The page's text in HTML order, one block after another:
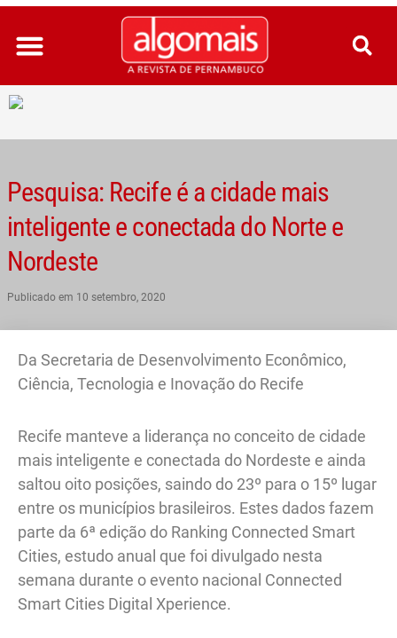
Ir
para
conteúdo
Pesquisa: Recife é a cidade mais
inteligente e conectada do Norte e
Nordeste
Publicado em 10 setembro, 2020
Da Secretaria de Desenvolvimento Econômico,
Ciência, Tecnologia e Inovação do Recife
Recife manteve a liderança no conceito de cidade
mais inteligente e conectada do Nordeste e ainda
saltou oito posições, saindo do 23º para o 15º lugar
entre os municípios brasileiros. Estes dados fazem
parte da 6ª edição do Ranking Connected Smart
Cities, estudo anual que foi divulgado nesta
semana durante o evento nacional Connected
Smart Cities Digital Xperience.